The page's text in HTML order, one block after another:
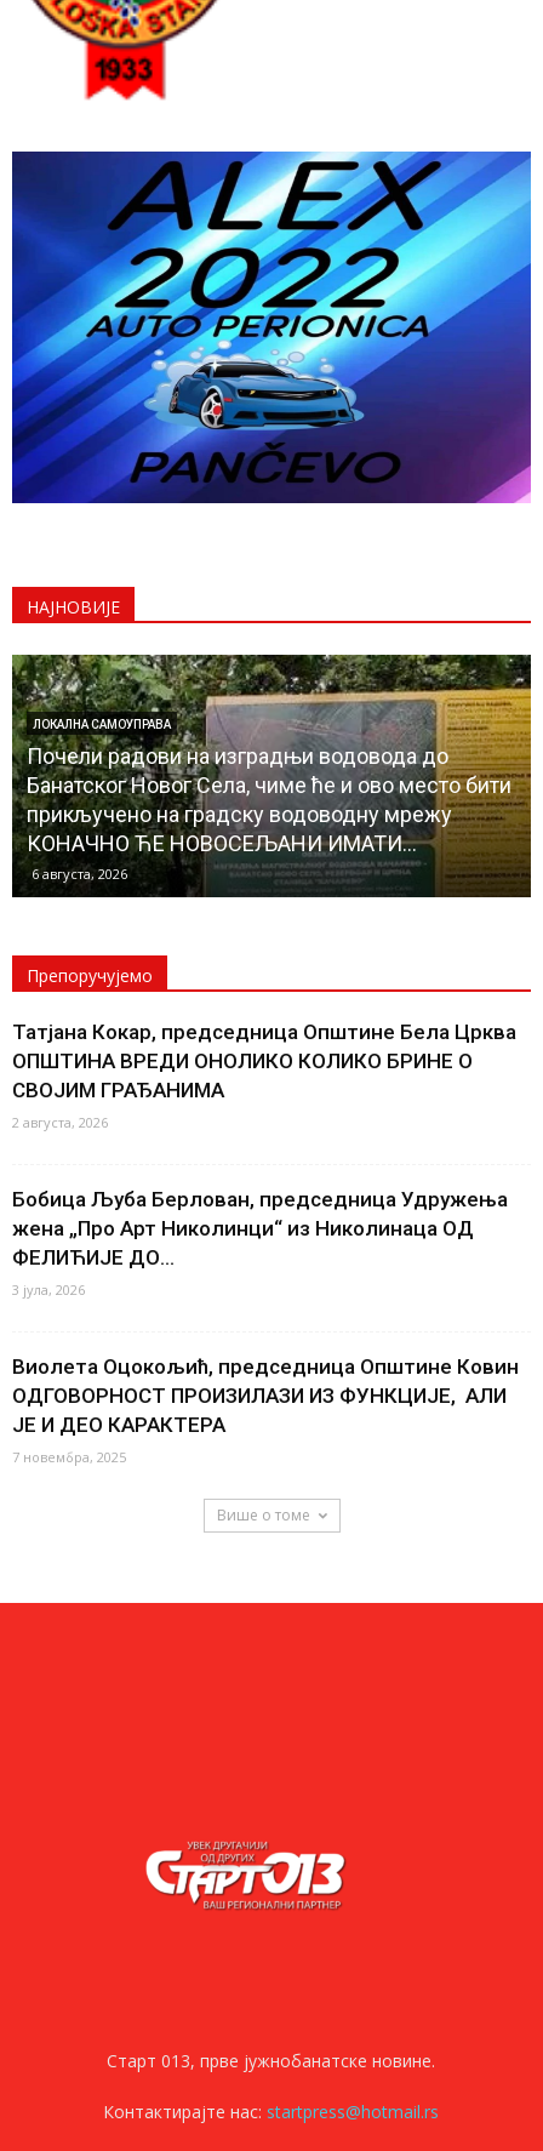
НАЈНОВИЈЕ
ЛОКАЛНА САМОУПРАВА
Почели радови на изградњи водовода до
Банатског Новог Села, чиме ће и ово место бити
прикључено на градску водоводну мрежу
КОНАЧНО ЋЕ НОВОСЕЉАНИ ИМАТИ...
6 августа, 2026
Препоручујемо
Татјана Кокар, председница Општине Бела Црква
ОПШТИНА ВРЕДИ ОНОЛИКО КОЛИКО БРИНЕ О
СВОЈИМ ГРАЂАНИМА
2 августа, 2026
Бобица Љуба Берлован, председница Удружења
жена „Про Арт Николинци“ из Николинаца ОД
ФЕЛИЋИЈЕ ДО...
3 јула, 2026
Виолета Оцокољић, председница Општине Ковин
ОДГОВОРНОСТ ПРОИЗИЛАЗИ ИЗ ФУНКЦИЈЕ, АЛИ
ЈЕ И ДЕО КАРАКТЕРА
7 новембра, 2025
Више о томе
Старт 013, прве јужнобанатске новине.
Контактирајте нас: startpress@hotmail.rs